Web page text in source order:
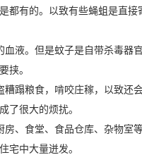
都有的。以致有些蝇蛆是直
液。但是蚊子是自带杀毒器
挟。
蹋粮食，啃咬庄稼，以致还
了很大的烦扰。
、食堂、食品仓库、杂物室
宅中大量迸发。